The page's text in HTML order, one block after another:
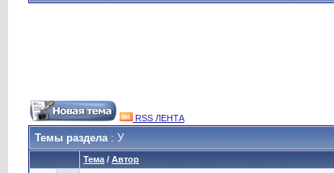
RSS ЛЕНТА
Темы раздела: У
Тема / Автор